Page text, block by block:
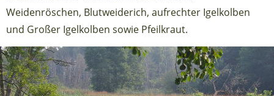
Weidenröschen, Blutweiderich, aufrechter Igelkolben
und Großer Igelkolben sowie Pfeilkraut.